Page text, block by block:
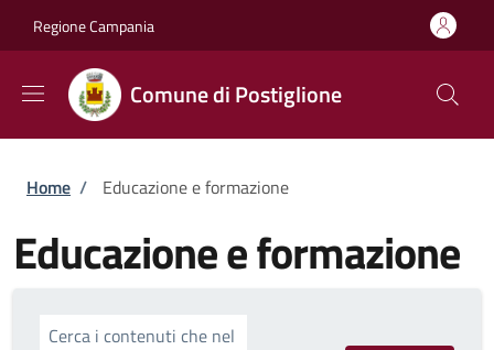
Regione Campania
Comune di Postiglione
Briciole di pane
Home / Educazione e formazione
Educazione e formazione
Cerca i contenuti che nel